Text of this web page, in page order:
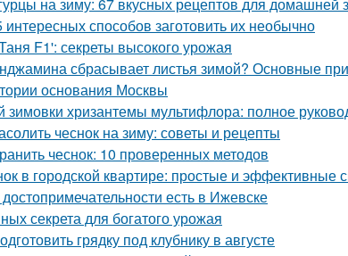
способов заготовить их необычно
F1': секреты высокого урожая
сбрасывает листья зимой? Основные
основания Москвы
зимовки хризантемы мультифлора: полное
чеснок на зиму: советы и рецепты
чеснок: 10 проверенных методов
в городской квартире: простые и эффективные
есть в Ижевске
секрета для богатого урожая
грядку под клубнику в августе